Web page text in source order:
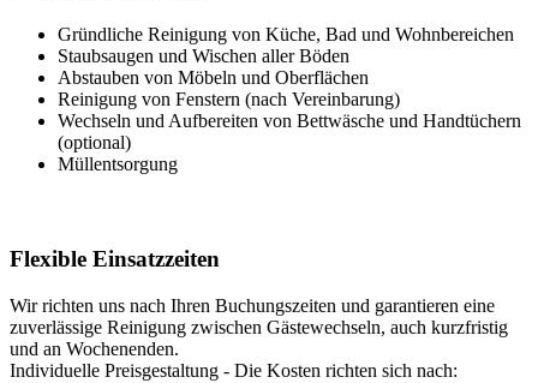
Gründliche Reinigung von Küche, Bad und Wohnbereichen
Staubsaugen und Wischen aller Böden
Abstauben von Möbeln und Oberflächen
Reinigung von Fenstern (nach Vereinbarung)
Wechseln und Aufbereiten von Bettwäsche und Handtüchern
(optional)
Müllentsorgung
Flexible Einsatzzeiten
Wir richten uns nach Ihren Buchungszeiten und garantieren eine
zuverlässige Reinigung zwischen Gästewechseln, auch kurzfristig
und an Wochenenden.
Individuelle Preisgestaltung - Die Kosten richten sich nach: